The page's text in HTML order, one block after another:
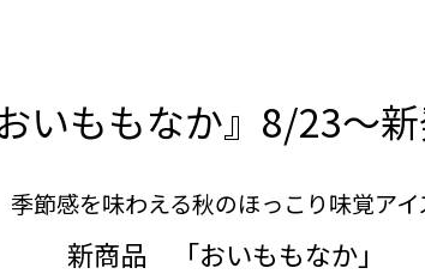
おいももなか』8/23～
季節感を味わえる秋のほっこり味覚アイ
新商品 「おいももなか」